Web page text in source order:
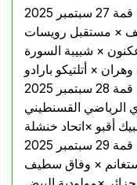
قمة 27 سبتمبر 2025
× مستقبل رويسات
× شبيبة السورة
× أتلتيكو بارادو
قمة 28 سبتمبر 2025
الرياضي القسنطيني
أقبو ×اتحاد خنشلة
قمة 29 سبتمبر 2025
× وفاق سطيف